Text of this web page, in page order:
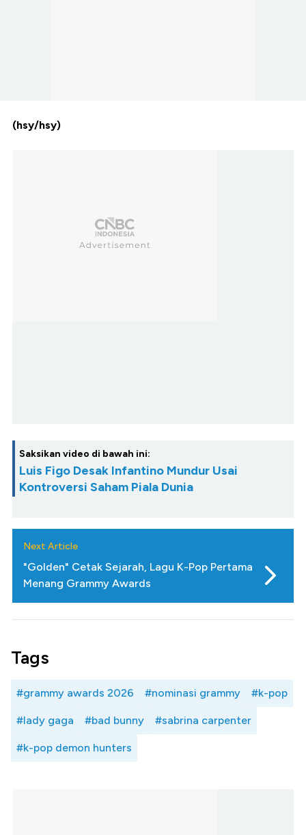
(hsy/hsy)
Saksikan video di bawah ini:
Luis Figo Desak Infantino Mundur Usai
Kontroversi Saham Piala Dunia
Next Article
"Golden" Cetak Sejarah, Lagu K-Pop Pertama
Menang Grammy Awards
Tags
#grammy awards 2026 #nominasi grammy #k-pop
#lady gaga #bad bunny #sabrina carpenter
#k-pop demon hunters